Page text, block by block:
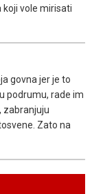
vole mirisati
govna jer je to
podrumu, rade im
zabranjuju
Zato na